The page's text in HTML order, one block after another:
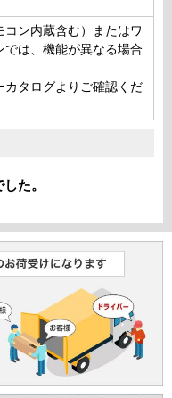
コン内蔵含む）またはワ
では、機能が異なる場合
カタログよりご確認くだ
た。